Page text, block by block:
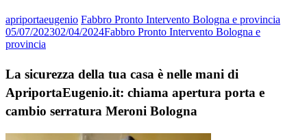
apriportaeugenio Fabbro Pronto Intervento Bologna e provincia
05/07/202302/04/2024Fabbro Pronto Intervento Bologna e
provincia
La sicurezza della tua casa è nelle mani di
ApriportaEugenio.it: chiama apertura porta e
cambio serratura Meroni Bologna